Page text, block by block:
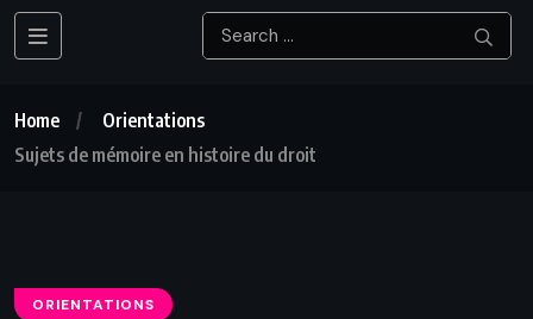
Home
Orientations
Sujets de mémoire en histoire du droit
ORIENTATIONS